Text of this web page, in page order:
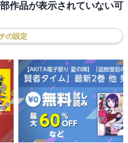
作品が表示されていない可
の設定